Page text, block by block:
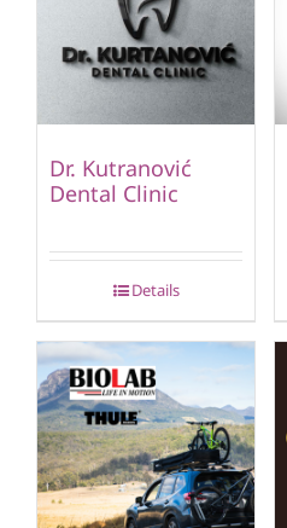
Dr. Kutranović
Dental Clinic
Details